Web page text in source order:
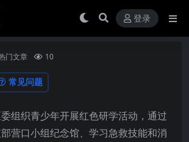
登录
门文章 10
常见问题
组织青少年开展红色研学活动，通过
营口小组纪念馆、学习急救技能和消